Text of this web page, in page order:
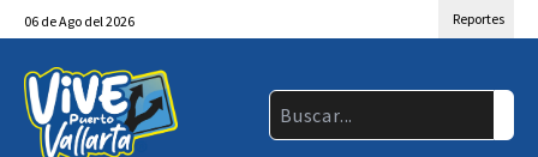
06 deAgo del 2026 Reportes